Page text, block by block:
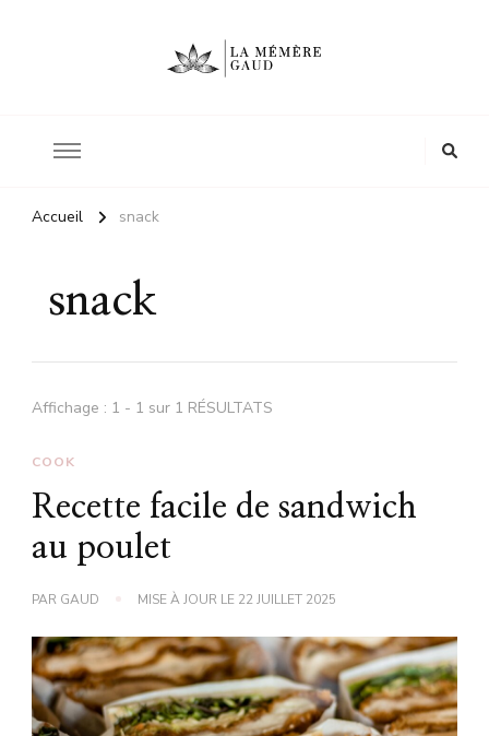
Accueil snack
snack
Affichage : 1 - 1 sur 1 RÉSULTATS
COOK
Recette facile de sandwich
au poulet
PAR GAUD MISE À JOUR LE 22 JUILLET 2025